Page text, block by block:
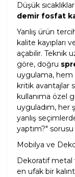
Düşük
demir fosfat
Yanlış ürün
kalite kayıpları
açabilir. Teknik
göre, doğru
uygulama,
kritik avantajlar
kullanıma özel
uyguladım, her
yanlış
yaptım?"
Mobilya ve
Dekoratif metal
en ufak bir